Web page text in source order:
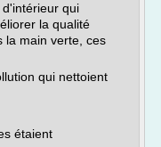
qui
la qualité
la main verte, ces
qui nettoient
étaient